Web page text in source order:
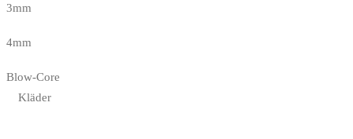
3mm
4mm
Blow-Core
Kläder